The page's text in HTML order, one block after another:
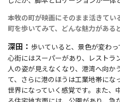
――本牧の町が映画にそのまま活きて
町を歩いてみて、どんな魅力がある
深田： 歩いていると、景色が変わ
心街にはスーパーがあり、レストラ
人の姿が見えなくなり、港湾へ向か
て、さらに港のほうは工業地帯にな
世界になっていく感覚です。また、